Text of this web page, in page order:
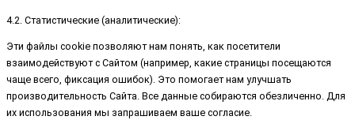
4.2. Статистические (аналитические):
Эти файлы cookie позволяют нам понять, как посетители
взаимодействуют с Сайтом (например, какие страницы посещаются
чаще всего, фиксация ошибок). Это помогает нам улучшать
производительность Сайта. Все данные собираются обезличенно. Для
их использования мы запрашиваем ваше согласие.